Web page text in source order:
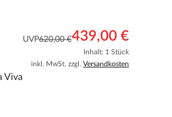
UVP620,00 €439,00 €
Inhalt: 1 Stück
inkl. MwSt. zzgl. Versandkosten
Viva